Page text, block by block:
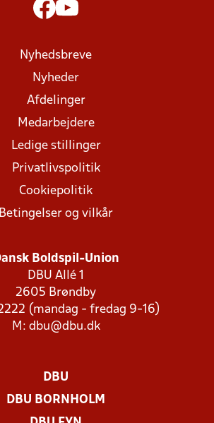
Nyhedsbreve
Nyheder
Afdelinger
Medarbejdere
Ledige stillinger
Privatlivspolitik
Cookiepolitik
Betingelser og vilkår
Boldspil-Union
DBU Allé 1
2605 Brøndby
(mandag - fredag 9-16)
M: dbu@dbu.dk
DBU
DBU BORNHOLM